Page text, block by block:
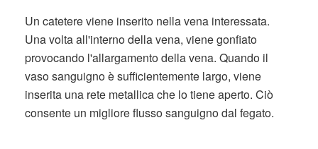
Un catetere viene inserito nella vena interessata.
Una volta all'interno della vena, viene gonfiato
provocando l'allargamento della vena. Quando il
vaso sanguigno è sufficientemente largo, viene
inserita una rete metallica che lo tiene aperto. Ciò
consente un migliore flusso sanguigno dal fegato.